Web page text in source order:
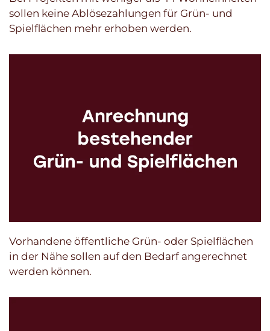
sollen keine Ablösezahlungen für Grün- und
Spielflächen mehr erhoben werden.
Vorhandene öffentliche Grün- oder Spielflächen
in der Nähe sollen auf den Bedarf angerechnet
werden können.